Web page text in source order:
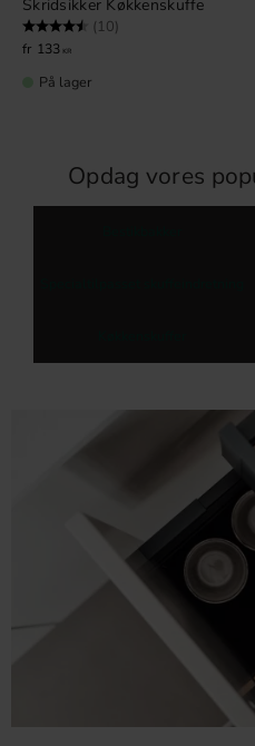
Skridsikker Køkkenskuffe
Vurdering: (10)
133 KR
På lager
Opdag vores